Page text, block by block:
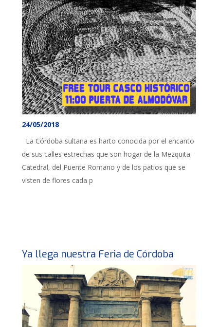
24/05/2018
La Córdoba sultana es harto conocida por el encanto
de sus calles estrechas que son hogar de la Mezquita-
Catedral, del Puente Romano y de los patios que se
visten de flores cada p
Ya llega nuestra Feria de Córdoba